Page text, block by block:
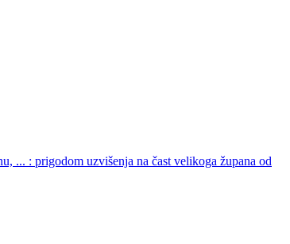
... : prigodom uzvišenja na čast velikoga župana od